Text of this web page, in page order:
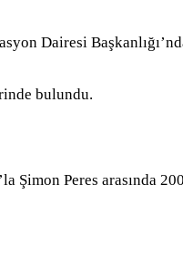
Dairesi
bulundu.
Peres arasında